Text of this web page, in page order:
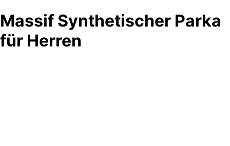
Massif Synthetischer Parka
für Herren